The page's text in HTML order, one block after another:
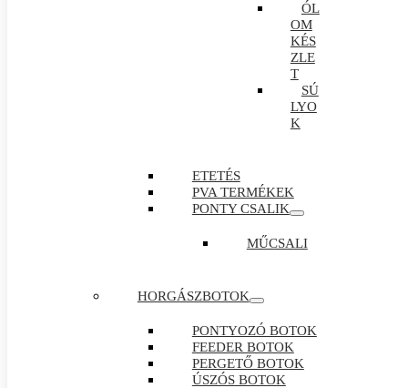
ÓL
OM
KÉS
ZLE
T
SÚ
LYO
K
ETETÉS
PVA TERMÉKEK
PONTY CSALIK
MŰCSALI
HORGÁSZBOTOK
PONTYOZÓ BOTOK
FEEDER BOTOK
PERGETŐ BOTOK
ÚSZÓS BOTOK